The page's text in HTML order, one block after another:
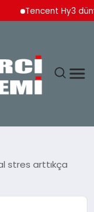
Tencent Hy3 dünya
stres arttıkça